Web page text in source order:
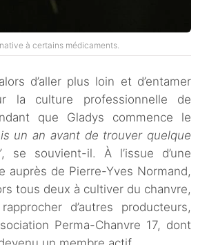
à certains médicaments.
d’aller plus loin et d’entamer
la culture professionnelle de
que Gladys commence le
un an avant de trouver quelque
, se souvient-il. À l’issue d’une
auprès de Pierre-Yves Normand,
tous deux à cultiver du chanvre,
d’autres producteurs,
Perma-Chanvre 17, dont